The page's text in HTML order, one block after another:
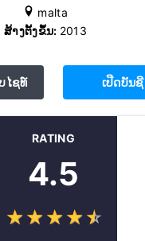
malta
ສ້າງຕັ້ງຂຶ້ນ: 2013
ໄຊທ໌ ເປີດບັນຊີ
RATING
4.5
☆☆☆☆☆
★★★★★